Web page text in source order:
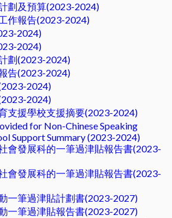
劃及預算(2023-2024)
作報告(2023-2024)
2024)
2024)
劃(2023-2024)
告(2023-2024)
2024)
2024)
支援學校支援摘要(2023-2024)
for Non-Chinese Speaking
Support Summary (2023-2024)
會發展科的一筆過津貼報告書(2023-
會發展科的一筆過津貼報告書(2023-
一筆過津貼計劃書(2023-2027)
一筆過津貼報告書(2023-2027)